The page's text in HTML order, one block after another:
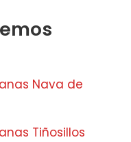
Nava de
Tiñosillos